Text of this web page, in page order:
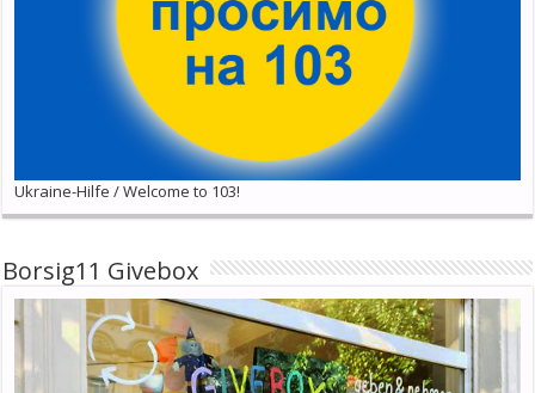
Ukraine-Hilfe / Welcome to 103!
Borsig11 Givebox